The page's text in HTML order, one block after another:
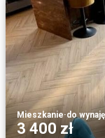
Mieszkanie·do
3 400 zł